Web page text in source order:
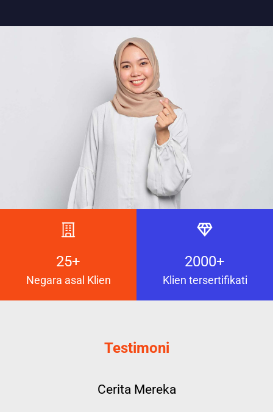
25+
Negara asal Klien
2000+
Klien tersertifikati
Testimoni
Cerita Mereka